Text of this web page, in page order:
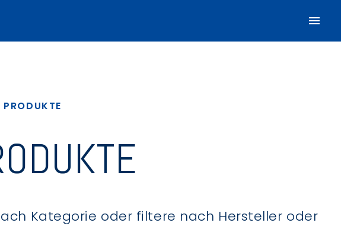
PRODUKTE
Kategorie oder filtere nach Hersteller oder